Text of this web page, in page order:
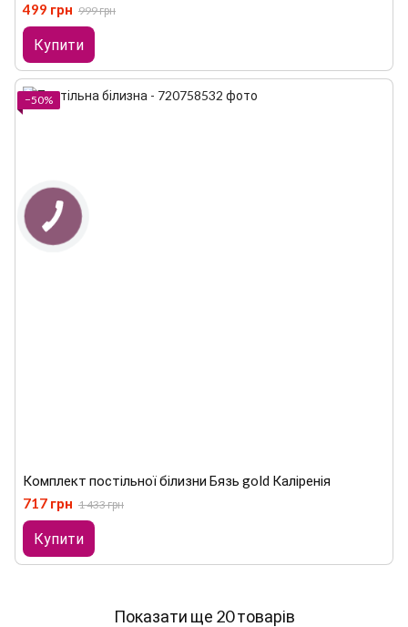
499 грн 999 грн
Купити
−50%
Комплект постільної білизни Бязь gold Каліренія
717 грн 1 433 грн
Купити
Показати ще 20 товарів